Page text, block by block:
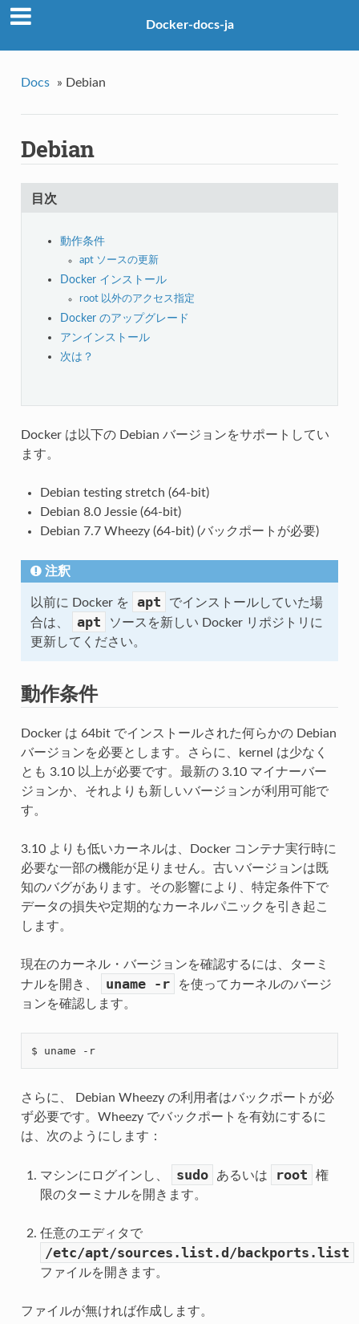
Docker-docs-ja
Docs » Debian
Debian
目次
動作条件
apt ソースの更新
Docker インストール
root 以外のアクセス指定
Docker のアップグレード
アンインストール
次は？
Docker は以下の Debian バージョンをサポートしてい
ます。
Debian testing stretch (64-bit)
Debian 8.0 Jessie (64-bit)
Debian 7.7 Wheezy (64-bit) (バックポートが必要)
注釈
以前に Docker を apt
でインストールしていた場
合は、
apt
ソースを新しい Docker リポジトリに
更新してください。
動作条件
Docker は 64bit でインストールされた何らかの Debian
バージョンを必要とします。さらに、kernel は少なく
とも 3.10 以上が必要です。最新の 3.10 マイナーバー
ジョンか、それよりも新しいバージョンが利用可能で
す。
3.10 よりも低いカーネルは、Docker コンテナ実行時に
必要な一部の機能が足りません。古いバージョンは既
知のバグがあります。その影響により、特定条件下で
データの損失や定期的なカーネルパニックを引き起こ
します。
現在のカーネル・バージョンを確認するには、ターミ
ナルを開き、
uname -r
を使ってカーネルのバージ
ョンを確認します。
$ uname -r
さらに、 Debian Wheezy の利用者はバックポートが必
ず必要です。Wheezy でバックポートを有効にするに
は、次のようにします：
マシンにログインし、 sudo あるいは root
権
限のターミナルを開きます。
任意のエディタで
/etc/apt/sources.list.d/backports.list
ファイルを開きます。
ファイルが無ければ作成します。